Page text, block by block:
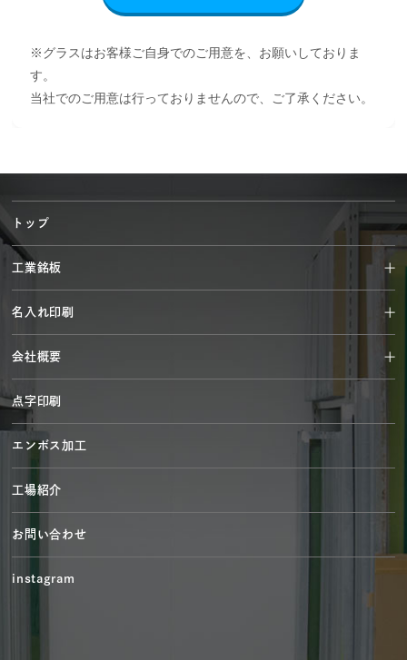
※グラスはお客様ご自身でのご用意を、お願いしておりま
す。
当社でのご用意は行っておりませんので、ご了承ください。
トップ
工業銘板
名入れ印刷
会社概要
点字印刷
エンボス加工
工場紹介
お問い合わせ
instagram